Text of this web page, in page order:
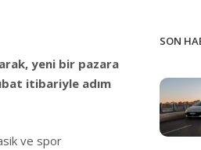
yeni bir pazara
itibariyle adım
ve spor
SON